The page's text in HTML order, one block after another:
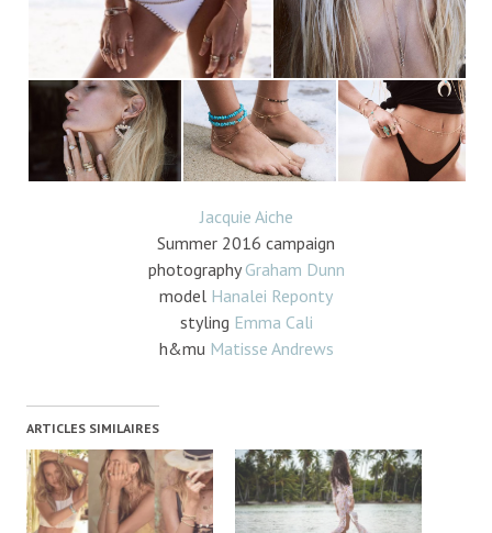
Jacquie Aiche
Summer 2016 campaign
photographyGraham Dunn
model Hanalei Reponty
styling Emma Cali
h&mu Matisse Andrews
ARTICLES SIMILAIRES